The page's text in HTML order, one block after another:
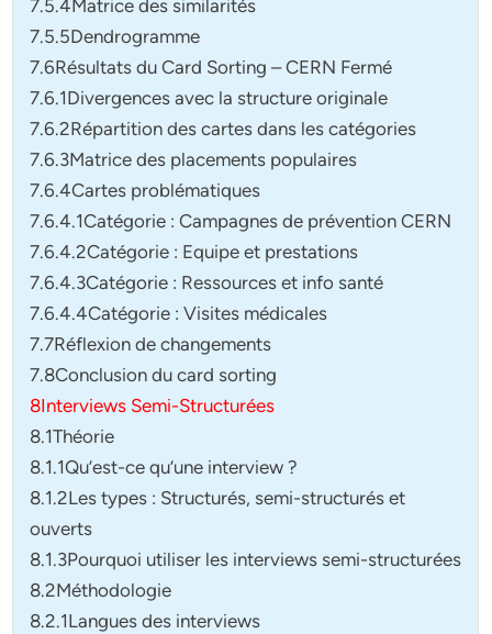
7.5.4Matrice des similarités
7.5.5Dendrogramme
7.6Résultats du Card Sorting – CERN Fermé
7.6.1Divergences avec la structure originale
7.6.2Répartition des cartes dans les catégories
7.6.3Matrice des placements populaires
7.6.4Cartes problématiques
7.6.4.1Catégorie : Campagnes de prévention CERN
7.6.4.2Catégorie : Equipe et prestations
7.6.4.3Catégorie : Ressources et info santé
7.6.4.4Catégorie : Visites médicales
7.7Réflexion de changements
7.8Conclusion du card sorting
8Interviews Semi-Structurées
8.1Théorie
8.1.1Qu’est-ce qu’une interview ?
8.1.2Les types : Structurés, semi-structurés et
ouverts
8.1.3Pourquoi utiliser les interviews semi-structurées
8.2Méthodologie
8.2.1Langues des interviews